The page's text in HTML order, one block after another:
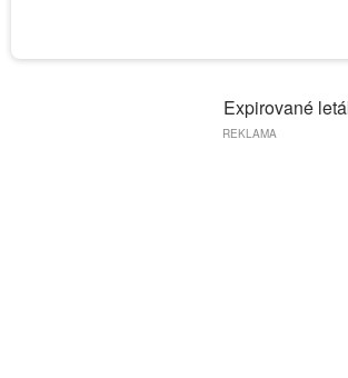
Expirované
REKLAMA